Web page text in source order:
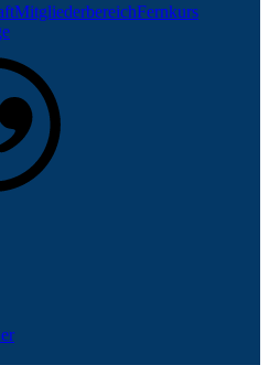
MitgliederbereichFernkurs